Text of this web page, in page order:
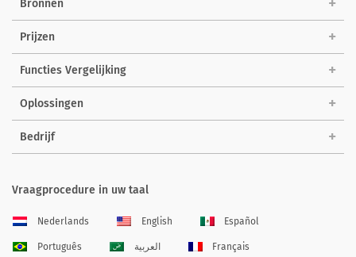
Bronnen
Prijzen
Functies Vergelijking
Oplossingen
Bedrijf
Vraagprocedure in uw taal
Nederlands English Español
Português العربية Français